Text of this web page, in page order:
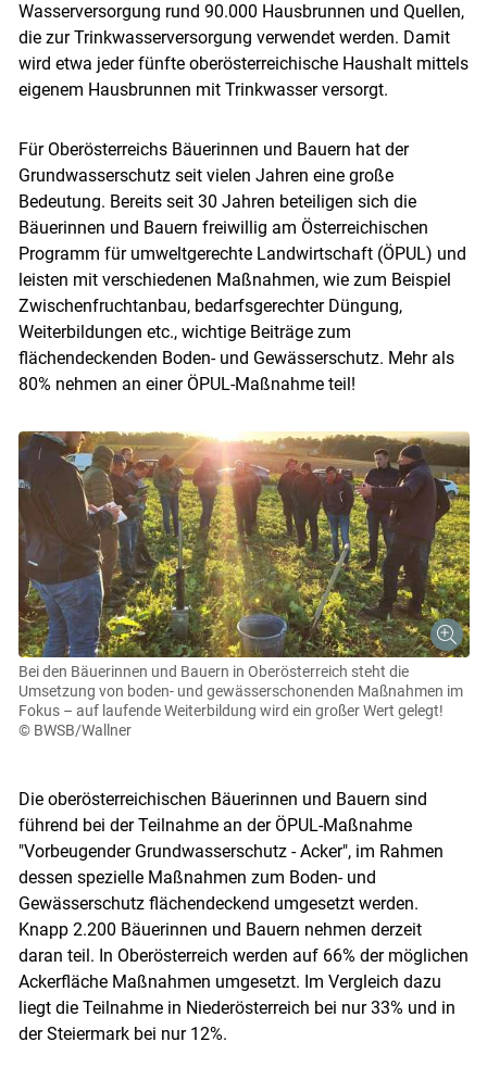
Skip to main content
Wasserversorgung rund 90.000 Hausbrunnen und Quellen,
die zur Trinkwasserversorgung verwendet werden. Damit
wird etwa jeder fünfte oberösterreichische Haushalt mittels
eigenem Hausbrunnen mit Trinkwasser versorgt.
Für Oberösterreichs Bäuerinnen und Bauern hat der
Grundwasserschutz seit vielen Jahren eine große
Bedeutung. Bereits seit 30 Jahren beteiligen sich die
Bäuerinnen und Bauern freiwillig am Österreichischen
Programm für umweltgerechte Landwirtschaft (ÖPUL) und
leisten mit verschiedenen Maßnahmen, wie zum Beispiel
Zwischenfruchtanbau, bedarfsgerechter Düngung,
Weiterbildungen etc., wichtige Beiträge zum
flächendeckenden Boden- und Gewässerschutz. Mehr als
80% nehmen an einer ÖPUL-Maßnahme teil!
Bei den Bäuerinnen und Bauern in Oberösterreich steht die
Umsetzung von boden- und gewässerschonenden Maßnahmen im
Fokus – auf laufende Weiterbildung wird ein großer Wert gelegt!
© BWSB/Wallner
Die oberösterreichischen Bäuerinnen und Bauern sind
führend bei der Teilnahme an der ÖPUL-Maßnahme
"Vorbeugender Grundwasserschutz - Acker", im Rahmen
dessen spezielle Maßnahmen zum Boden- und
Gewässerschutz flächendeckend umgesetzt werden.
Knapp 2.200 Bäuerinnen und Bauern nehmen derzeit
daran teil. In Oberösterreich werden auf 66% der möglichen
Ackerfläche Maßnahmen umgesetzt. Im Vergleich dazu
liegt die Teilnahme in Niederösterreich bei nur 33% und in
der Steiermark bei nur 12%.